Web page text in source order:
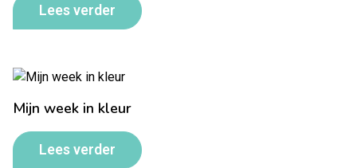
Lees verder
Mijn week in kleur
Lees verder